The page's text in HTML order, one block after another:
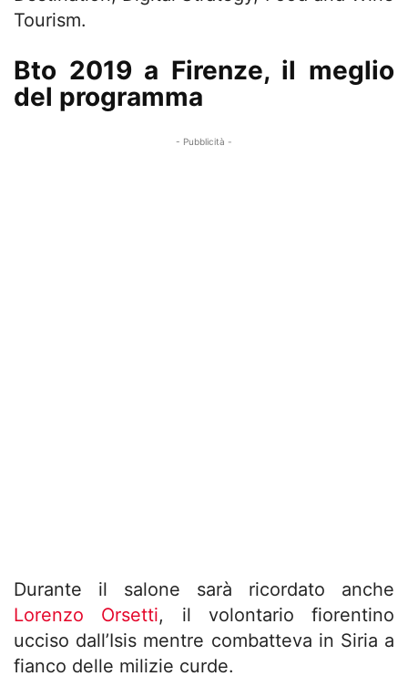
Tourism.
Bto 2019 a Firenze, il meglio
del programma
- Pubblicità -
Durante il salone sarà ricordato anche
Lorenzo Orsetti, il volontario fiorentino
ucciso dall’Isis mentre combatteva in Siria a
fianco delle milizie curde.